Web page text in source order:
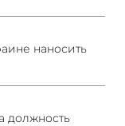
наносить
должность